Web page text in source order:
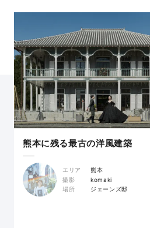
熊本に残る最古の洋風建築
エリア
熊本
撮影
komaki
場所
ジェーンズ邸